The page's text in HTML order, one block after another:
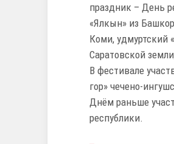
праздник – День
«Ялкын» из
Коми, удмуртский
Саратовской
В фестивале
гор» чечено-
Днём раньше
республики.